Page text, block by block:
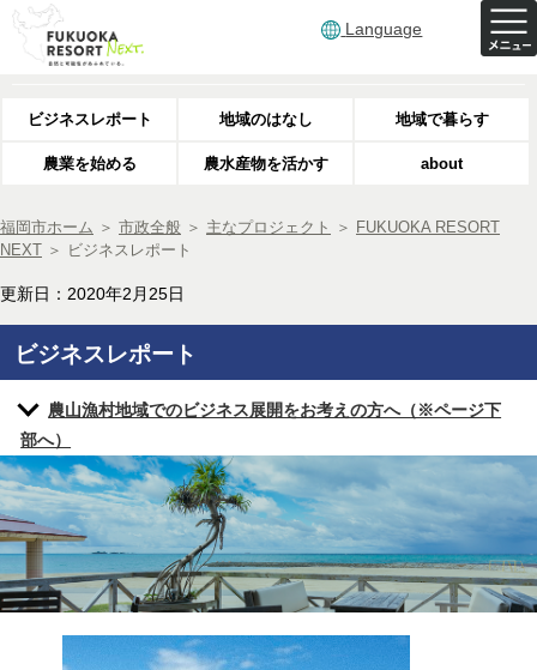
Language
ビジネスレポート 地域のはなし 地域で暮らす
農業を始める 農水産物を活かす about
福岡市ホーム ＞ 市政全般 ＞ 主なプロジェクト ＞ FUKUOKA RESORT
NEXT ＞ ビジネスレポート
更新日：2020年2月25日
ビジネスレポート
農山漁村地域でのビジネス展開をお考えの方へ（※ページ下
部へ）